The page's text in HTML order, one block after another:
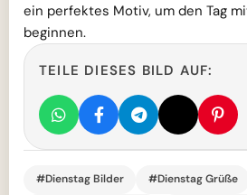
ein perfektes Motiv, um den Tag
beginnen.
TEILE DIESES BILD AUF:
#Dienstag Bilder
#Dienstag Grüße